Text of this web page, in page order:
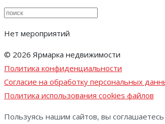
Нет мероприятий
© 2026 Ярмарка недвижимости
Политика конфиденциальности
Согласие на обработку персональных
Политика использования cookies файлов
Пользуясь нашим сайтов, вы